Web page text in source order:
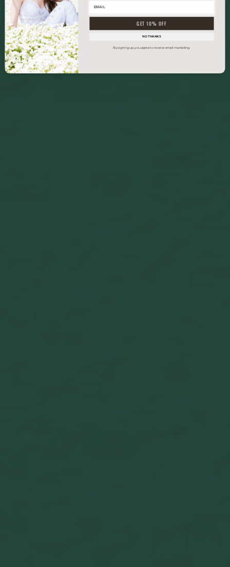
GET 10% OFF
NO THANKS
By signing up, you agree to receive email marketing.